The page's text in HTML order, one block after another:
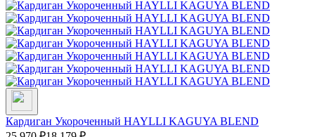
Кардиган Укороченный HAYLLI KAGUYA BLEND